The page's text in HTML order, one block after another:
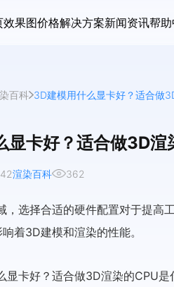
效果图价格解决方案新闻资讯帮
百科 3D建模用什么显卡好？适合做
显卡好？适合做3D渲
渲染百科 362
，选择合适的硬件配置对于提高
着3D建模和渲染的性能。
显卡好？适合做3D渲染的CPU